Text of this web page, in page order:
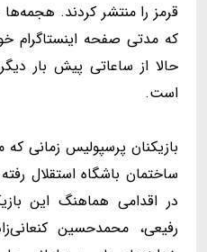
قرمز را منتشر کردند.
که مدتی صفحه اینستاگرام
حالا از ساعاتی پیش بار
است.
بازیکنان پرسپولیس زمانی
ساختمان باشگاه استقلال
در اقدامی هماهنگ این
رفیعی، محمدحسین